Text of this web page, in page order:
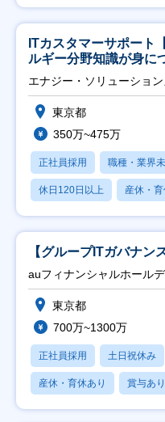
ITカスタマーサポート
ルギー分野知識が身に
エナジー・ソリューショ
東京都
350万~475万
正社員採用 職種・業界
休日120日以上 産休・育
【グループITガバナン
auフィナンシャルホール
東京都
700万~1300万
正社員採用 土日祝休み
産休・育休あり 賞与あり